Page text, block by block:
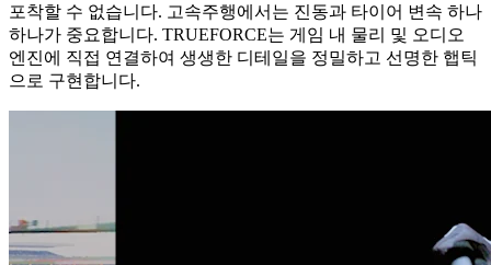
포착할 수 없습니다. 고속주행에서는 진동과 타이어 변속 하나
하나가 중요합니다. TRUEFORCE는 게임 내 물리 및 오디오
엔진에 직접 연결하여 생생한 디테일을 정밀하고 선명한 햅틱
으로 구현합니다.